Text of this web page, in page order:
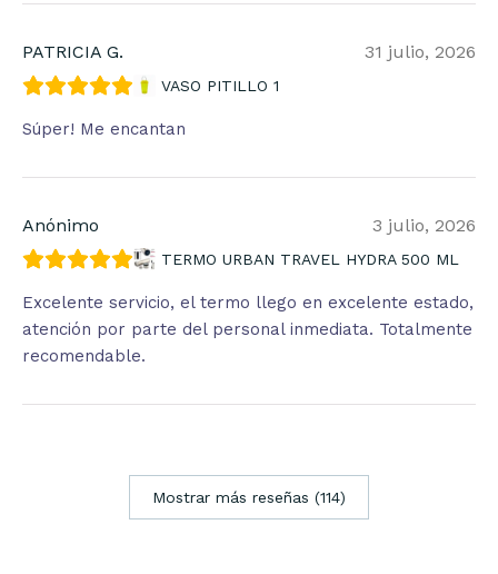
PATRICIA G. 31 julio, 2026
VASO PITILLO 1
Súper! Me encantan
Anónimo 3 julio, 2026
TERMO URBAN TRAVEL HYDRA 500 ML
Excelente servicio, el termo llego en excelente estado,
atención por parte del personal inmediata. Totalmente
recomendable.
Mostrar más reseñas (114)